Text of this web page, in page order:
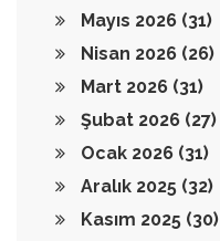
Mayıs 2026 (31)
Nisan 2026 (26)
Mart 2026 (31)
Şubat 2026 (27)
Ocak 2026 (31)
Aralık 2025 (32)
Kasım 2025 (30)